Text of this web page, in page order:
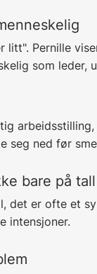
Pernille
som leder,
seg ned før
bare på tall
det er ofte et
intensjoner.